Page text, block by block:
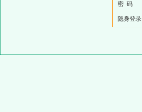
密 码
隐身登录